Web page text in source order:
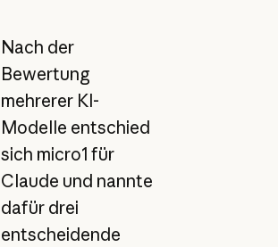
Nach der
Bewertung
mehrerer KI-
Modelle entschied
sich micro1 für
Claude und nannte
dafür drei
entscheidende